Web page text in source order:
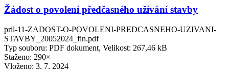
Žádost o povolení předčasného užívání stavby
pril-11-ZADOST-O-POVOLENI-PREDCASNEHO-UZIVANI-
STAVBY_20052024_fin.pdf
Typ souboru: PDF dokument, Velikost: 267,46 kB
Staženo: 290×
Vloženo: 3. 7. 2024